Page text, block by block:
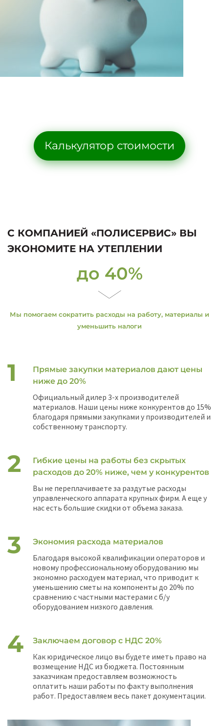
Калькулятор стоимости
С КОМПАНИЕЙ «ПОЛИСЕРВИС» ВЫ
ЭКОНОМИТЕ НА УТЕПЛЕНИИ
до 40%
Мы помогаем сократить расходы на работу, материалы и
уменьшить налоги
Прямые закупки материалов дают цены
ниже до 20%
Официальный дилер 3-х производителей
материалов. Наши цены ниже конкурентов до 15%
благодаря прямыми закупками у производителей и
собственному транспорту.
Гибкие цены на работы без скрытых
расходов до 20% ниже, чем у конкурентов
Вы не переплачиваете за раздутые расходы
управленческого аппарата крупных фирм. А еще у
нас есть большие скидки от объема заказа.
Экономия расхода материалов
Благодаря высокой квалификации операторов и
новому профессиональному оборудованию мы
экономно расходуем материал, что приводит к
уменьшению сметы на компоненты до 20% по
сравнению с частными мастерами с б/у
оборудованием низкого давления.
Заключаем договор с НДС 20%
Как юридическое лицо вы будете иметь право на
возмещение НДС из бюджета. Постоянным
заказчикам предоставляем возможность
оплатить наши работы по факту выполнения
работ. Предоставляем весь пакет документации.